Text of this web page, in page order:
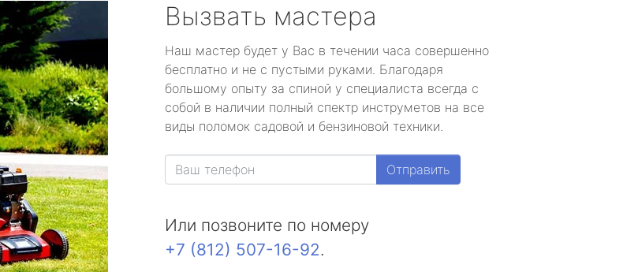
Вызвать мастера
Наш мастер будет у Вас в течении часа совершенно
бесплатно и не с пустыми руками. Благодаря
большому опыту за спиной у специалиста всегда с
собой в наличии полный спектр инструметов на все
виды поломок садовой и бензиновой техники.
Отправить
Или позвоните по номеру
+7 (812) 507-16-92.